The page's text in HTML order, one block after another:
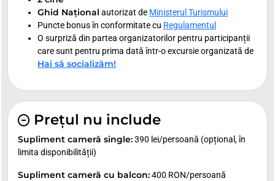
Ghid Național autorizat de Ministerul Turismului
Puncte bonus în conformitate cu Regulamentul
O surpriză din partea organizatorilor pentru participanții
care sunt pentru prima dată într-o excursie organizată de
Hai să socializăm!
Prețul nu include
Supliment cameră single:390 lei/persoană (opțional, în
limita disponibilității)
Supliment cameră cu balcon:400 RON/persoană